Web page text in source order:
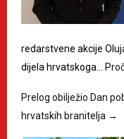
redarstvene akcije
dijela hrvatskoga…
Prelog obilježio Dan
hrvatskih branitelja →